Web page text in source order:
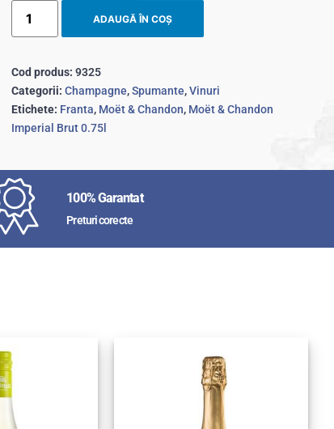
ADAUGĂ ÎN COȘ
Cod produs:9325
Categorii: Champagne,Spumante,Vinuri
Etichete: Franta, Moët & Chandon, Moët & Chandon
Imperial Brut 0.75l
100% Garantat
Preturi corecte